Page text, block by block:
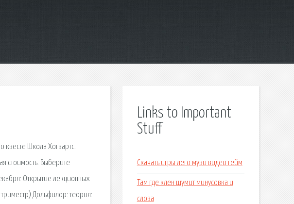
квесте Школа Хогвартс.
стоимость. Выберите
Открытие лекционных
Дольфилор: теория:
Links to Important
Stuff
Скачать игры лего муви видео гейм
Там где клен шумит минусовка и
слова